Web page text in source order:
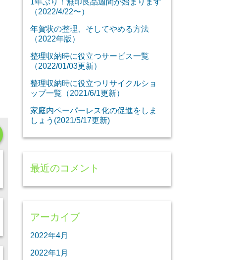
（2022/4/22〜）
年賀状の整理、そしてやめる方法
（2022年版）
整理収納時に役立つサービス一覧
（2022/01/03更新）
整理収納時に役立つリサイクルショ
ップ一覧（2021/6/1更新）
家庭内ペーパーレス化の促進をしま
しょう(2021/5/17更新)
最近のコメント
アーカイブ
2022年4月
2022年1月